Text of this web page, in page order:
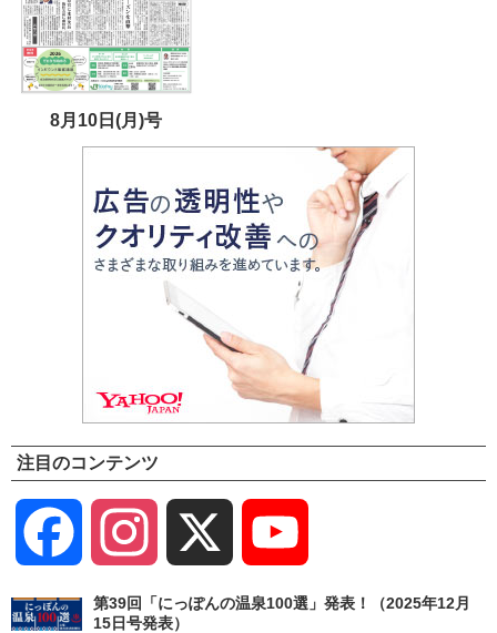
8月10日(月)号
注目のコンテンツ
Facebook Instagram
Channel
第39回「にっぽんの温泉100選」発表！（2025年12月
15日号発表）